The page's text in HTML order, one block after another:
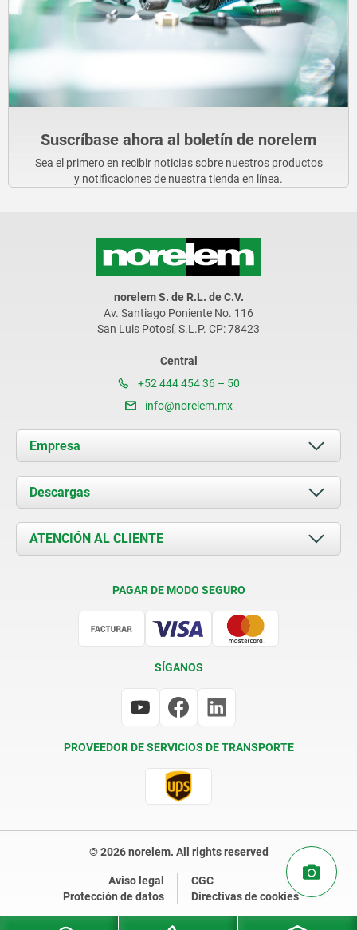
Suscríbase ahora al boletín de norelem
Sea el primero en recibir noticias sobre nuestros productos
y notificaciones de nuestra tienda en línea.
norelem S. de R.L. de C.V.
Av. Santiago Poniente No. 116
San Luis Potosí, S.L.P. CP: 78423
Central
+52 444 454 36 – 50
info@norelem.mx
Empresa
Acerca de nosotros
Novedades
Contacto
Descargas
Documents
ATENCIÓN AL CLIENTE
PAGAR DE MODO SEGURO
SÍGANOS
PROVEEDOR DE SERVICIOS DE TRANSPORTE
© 2026 norelem. All rights reserved
Aviso legal
CGC
Protección de datos
Directivas de cookies